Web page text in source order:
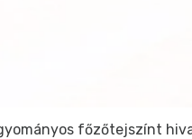
főzőtejszínt